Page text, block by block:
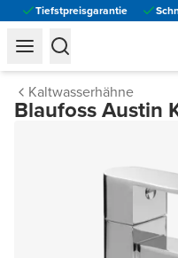
Tiefstpreisgarantie
Kaltwasserhähne
Blaufoss Austin